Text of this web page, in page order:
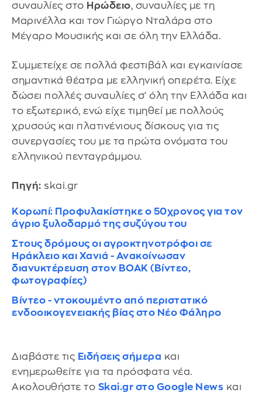
συναυλίες στο Ηρώδειο, συναυλίες με τη
Μαρινέλλα και τον Γιώργο Νταλάρα στο
Μέγαρο Μουσικής και σε όλη την Ελλάδα.
Συμμετείχε σε πολλά φεστιβάλ και εγκαινίασε
σημαντικά θέατρα με ελληνική οπερέτα. Είχε
δώσει πολλές συναυλίες σ' όλη την Ελλάδα και
το εξωτερικό, ενώ είχε τιμηθεί με πολλούς
χρυσούς και πλατινένιους δίσκους για τις
συνεργασίες του με τα πρώτα ονόματα του
ελληνικού πενταγράμμου.
Πηγή: skai.gr
Κορωπί: Προφυλακίστηκε ο 50χρονος για τον
άγριο ξυλοδαρμό της συζύγου του
Στους δρόμους οι αγροκτηνοτρόφοι σε
Ηράκλειο και Χανιά - Ανακοίνωσαν
διανυκτέρευση στον ΒΟΑΚ (Βίντεο,
φωτογραφίες)
Βίντεο - ντοκουμέντο από περιστατικό
ενδοοικογενειακής βίας στο Νέο Φάληρο
Διαβάστε τις Ειδήσεις σήμερα και
ενημερωθείτε για τα πρόσφατα νέα.
Ακολουθήστε το Skai.gr στο Google News και